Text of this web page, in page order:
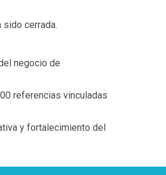
sido cerrada.
negocio de
referencias vinculadas
y fortalecimiento del